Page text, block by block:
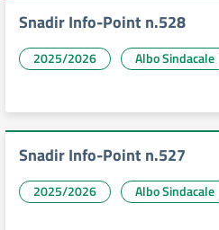
Snadir Info-Point n.528
2025/2026 Albo Sindacale
Snadir Info-Point n.527
2025/2026 Albo Sindacale